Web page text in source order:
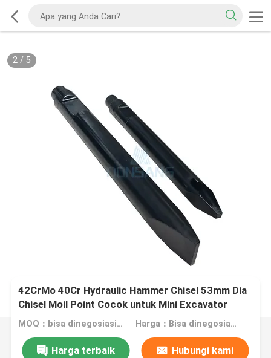
2/ 5
42CrMo 40Cr Hydraulic Hammer Chisel 53mm Dia
Chisel Moil Point Cocok untuk Mini Excavator
DS8C
MOQ：bisa dinegosiasikan Harga：Bisa dinegosiasikan
Harga terbaik Hubungi kami